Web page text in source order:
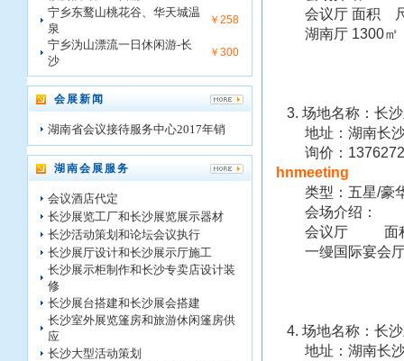
宁乡东鹜山桃花谷、华天城温
泉
￥258
宁乡沩山漂流一日休闲游-长
沙
￥300
会展新闻
湖南省会议接待服务中心2017年销
湖南会展服务
会议酒店代定
长沙展览工厂和长沙展览展示器材
长沙活动策划和论坛会议执行
长沙展厅设计和长沙展示厅施工
长沙展示柜制作和长沙专卖店设计装
修
长沙展台搭建和长沙展会搭建
长沙室外展览篷房和旅游休闲篷房供
应
长沙大型活动策划
会议厅 面积 尺
湖南厅 1300㎡
3. 场地名称：长
地址：湖南长沙
询价：
hnmeeting
类型：五星/豪
会场介绍：
会议厅 面积 尺
一缦国际宴会厅
4. 场地名称：长
地址：湖南长沙